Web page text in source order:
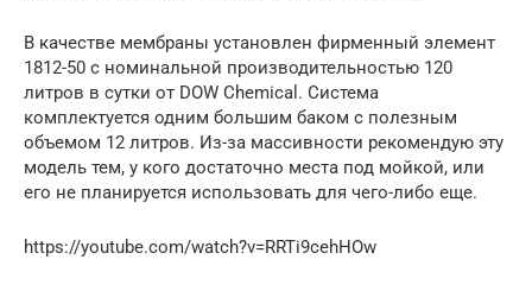
В качестве мембраны установлен фирменный элемент
1812-50 с номинальной производительностью 120
литров в сутки от DOW Chemical. Система
комплектуется одним большим баком с полезным
объемом 12 литров. Из-за массивности рекомендую эту
модель тем, у кого достаточно места под мойкой, или
его не планируется использовать для чего-либо еще.
https://youtube.com/watch?v=RRTi9cehHOw